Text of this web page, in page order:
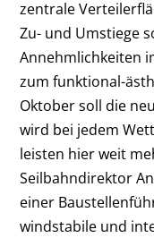
zentrale
Zu- und Umstiege
Annehmlichkeiten
zum funktional-
Oktober soll die
wird bei jedem
leisten hier weit
Seilbahn­direktor
einer
windstabile und